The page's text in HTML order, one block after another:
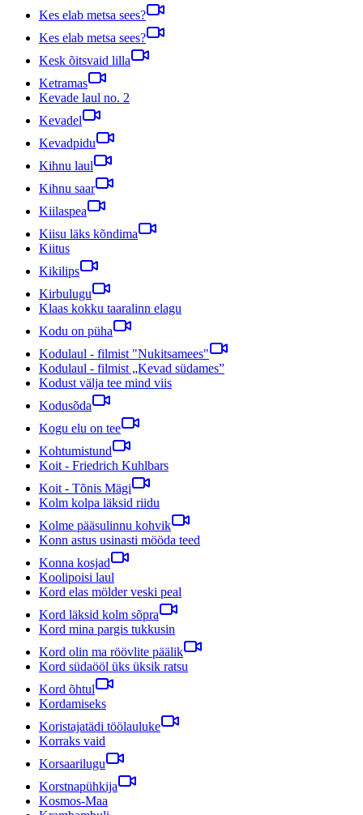
Kes elab metsa sees?
Kes elab metsa sees?
Kesk õitsvaid lilla
Ketramas
Kevade laul no. 2
Kevadel
Kevadpidu
Kihnu laul
Kihnu saar
Kiilaspea
Kiisu läks kõndima
Kiitus
Kikilips
Kirbulugu
Klaas kokku taaralinn elagu
Kodu on püha
Kodulaul - filmist "Nukitsamees"
Kodulaul - filmist „Kevad südames”
Kodust välja tee mind viis
Kodusõda
Kogu elu on tee
Kohtumistund
Koit - Friedrich Kuhlbars
Koit - Tõnis Mägi
Kolm kolpa läksid riidu
Kolme pääsulinnu kohvik
Konn astus usinasti mööda teed
Konna kosjad
Koolipoisi laul
Kord elas mölder veski peal
Kord läksid kolm sõpra
Kord mina pargis tukkusin
Kord olin ma röövlite päälik
Kord südaööl üks üksik ratsu
Kord õhtul
Kordamiseks
Koristajatädi töölauluke
Korraks vaid
Korsaarilugu
Korstnapühkija
Kosmos-Maa